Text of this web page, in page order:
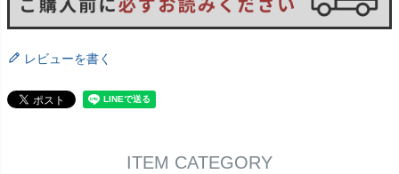
レビューを書く
ITEM CATEGORY